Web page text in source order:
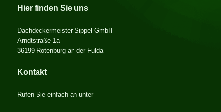
Hier finden Sie uns
Dachdeckermeister Sippel GmbH
Arndtstraße 1a
36199 Rotenburg an der Fulda
Kontakt
Rufen Sie einfach an unter